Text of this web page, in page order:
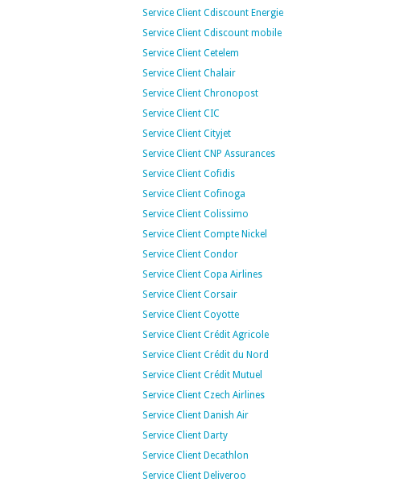
Service Client Cdiscount Energie
Service Client Cdiscount mobile
Service Client Cetelem
Service Client Chalair
Service Client Chronopost
Service Client CIC
Service Client Cityjet
Service Client CNP Assurances
Service Client Cofidis
Service Client Cofinoga
Service Client Colissimo
Service Client Compte Nickel
Service Client Condor
Service Client Copa Airlines
Service Client Corsair
Service Client Coyotte
Service Client Crédit Agricole
Service Client Crédit du Nord
Service Client Crédit Mutuel
Service Client Czech Airlines
Service Client Danish Air
Service Client Darty
Service Client Decathlon
Service Client Deliveroo